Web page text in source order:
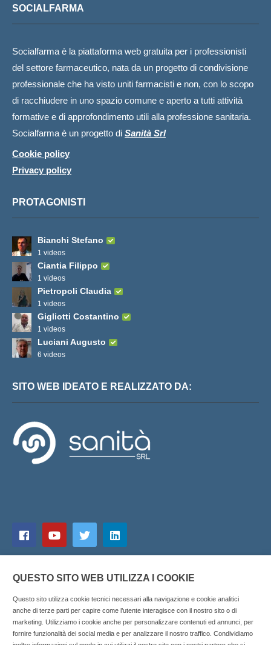
SOCIALFARMA
Socialfarma è la piattaforma web gratuita per i professionisti
del settore farmaceutico, nata da un progetto di condivisione
professionale che ha visto uniti farmacisti e non, con lo scopo
di racchiudere in uno spazio comune e aperto a tutti attività
formative e di approfondimento utili alla professione sanitaria.
Socialfarma è un progetto di Sanità Srl
Cookie policy
Privacy policy
PROTAGONISTI
Bianchi Stefano
1 videos
Ciantia Filippo
1 videos
Pietropoli Claudia
1 videos
Gigliotti Costantino
1 videos
Luciani Augusto
6 videos
SITO WEB IDEATO E REALIZZATO DA:
QUESTO SITO WEB UTILIZZA I COOKIE
Questo sito utilizza cookie tecnici necessari alla navigazione e cookie analitici
anche di terze parti per capire come l’utente interagisce con il nostro sito o di
marketing. Utilizziamo i cookie anche per personalizzare contenuti ed annunci, per
fornire funzionalità dei social media e per analizzare il nostro traffico. Condividiamo